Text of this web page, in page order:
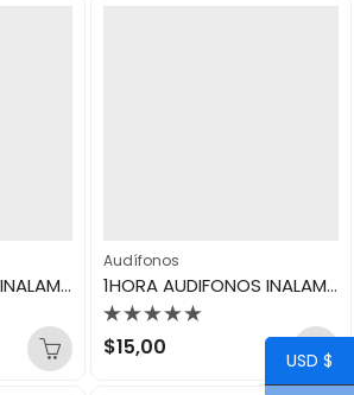
1HORA AUDIFONOS INALAMBRICOS AUT216N
Audífonos
1HORA AUDIFONOS INALAMBRICOS TWS AUT119N
Valorado
con
$15,00
USD $